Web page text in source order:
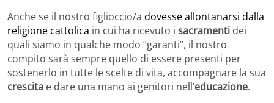
Anche se il nostro figlioccio/a dovesse allontanarsi dalla
religione cattolica in cui ha ricevuto i sacramenti dei
quali siamo in qualche modo “garanti”, il nostro
compito sarà sempre quello di essere presenti per
sostenerlo in tutte le scelte di vita, accompagnare la sua
crescita e dare una mano ai genitori nell’educazione.